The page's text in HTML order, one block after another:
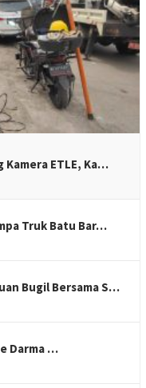
Kamera ETLE, Ka…
Truk Batu Bar…
Bugil Bersama S…
Darma …